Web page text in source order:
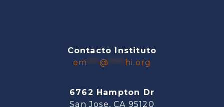
Contacto Instituto
em
@ hi.org
6762 Hampton Dr
San Jose, CA 95120